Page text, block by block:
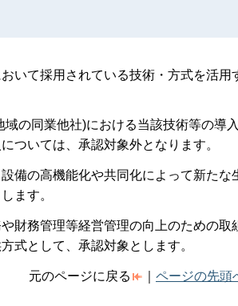
いて採用されている技術・方式を活用
の同業他社)における当該技術等の導
ついては、承認対象外となります。
備の高機能化や共同化によって新たな
ます。
財務管理等経営管理の向上のための取
式として、承認対象とします。
元のページに戻る ページの先頭